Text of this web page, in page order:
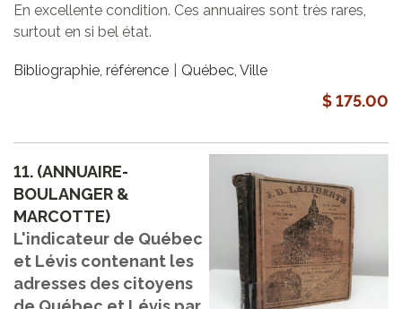
En excellente condition. Ces annuaires sont très rares,
surtout en si bel état.
Bibliographie, référence Québec, Ville
$ 175.00
11. (ANNUAIRE-
BOULANGER &
MARCOTTE)
L'indicateur de Québec
et Lévis contenant les
adresses des citoyens